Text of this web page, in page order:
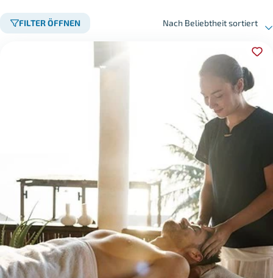
FILTER ÖFFNEN Nach Beliebtheit sortiert